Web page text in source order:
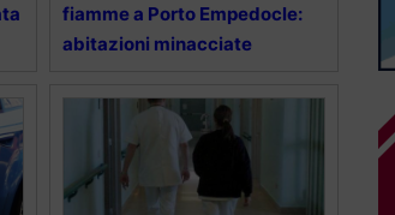
fiamme a Porto Empedocle:
abitazioni minacciate